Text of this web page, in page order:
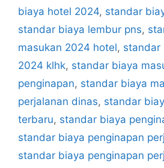
biaya hotel 2024, standar
standar biaya lembur pns,
masukan 2024 hotel, standar
2024 klhk, standar biaya
penginapan, standar biaya
perjalanan dinas, standar
terbaru, standar biaya
standar biaya penginapan
standar biaya penginapan